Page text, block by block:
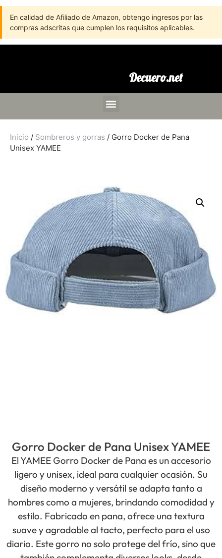
En calidad de Afiliado de Amazon, obtengo ingresos por las
compras adscritas que cumplen los requisitos aplicables.
Decuero.net
Inicio / Sombreros y gorras / Gorro Docker de Pana
Unisex YAMEE
Gorro Docker de Pana Unisex YAMEE
El YAMEE Gorro Docker de Pana es un accesorio
ligero y unisex, ideal para cualquier ocasión. Su
diseño moderno y versátil se adapta tanto a
hombres como a mujeres, brindando comodidad y
estilo. Fabricado en pana, ofrece una textura
suave y agradable al tacto, perfecto para el uso
diario. Este gorro no solo protege del frío, sino que